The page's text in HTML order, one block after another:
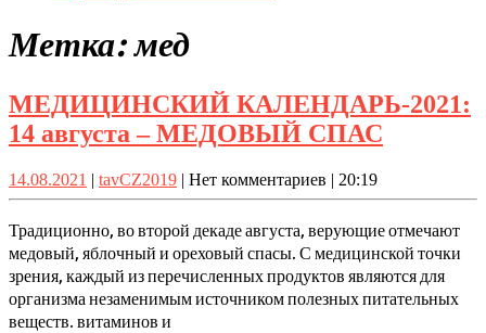
Button
Метка:мед
МЕДИЦИНСКИЙ КАЛЕНДАРЬ-2021:
14 августа – МЕДОВЫЙ СПАС
–
СПАС
14.08.2021 14.08.2021
| tavCZ2019tavCZ2019
| Нет комментариев | 20:19
Традиционно, во второй декаде августа, верующие отмечают
медовый, яблочный и ореховый спасы. С медицинской точки
зрения, каждый из перечисленных продуктов являются для
организма незаменимым источником полезных питательных
веществ. витаминов и